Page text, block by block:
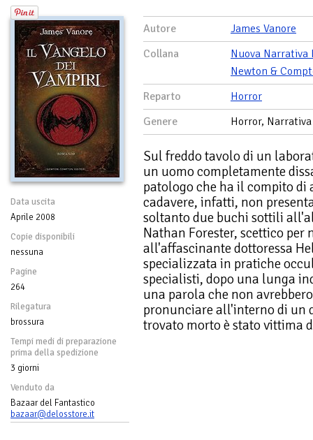
Data uscita
Aprile 2008
Copie disponibili
nessuna
Pagine
264
Rilegatura
brossura
Tempi medi di preparazione
prima della spedizione
3 giorni
Venduto da
Bazaar del Fantastico
bazaar@delosstore.it
Autore
James Vanore
Collana
Nuova Narrativa
Newton &
Reparto
Horror
Genere
Horror, Narrativa
Sul freddo tavolo di un
un uomo completamente
patologo che ha il compito di
cadavere, infatti, non
soltanto due buchi sottili
Nathan Forester, scettico per
all'affascinante dottoressa
specializzata in pratiche
specialisti, dopo una lunga
una parola che non
pronunciare all'interno di un
trovato morto è stato vittima